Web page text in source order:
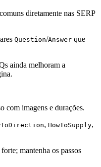
diretamente nas SERP
Question/Answer que
ainda melhoram a
com imagens e durações.
, HowToSupply,
mantenha os passos